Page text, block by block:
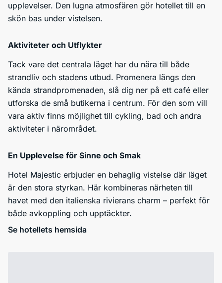
upplevelser. Den lugna atmosfären gör hotellet till en
skön bas under vistelsen.
Aktiviteter och Utflykter
Tack vare det centrala läget har du nära till både
strandliv och stadens utbud. Promenera längs den
kända strandpromenaden, slå dig ner på ett café eller
utforska de små butikerna i centrum. För den som vill
vara aktiv finns möjlighet till cykling, bad och andra
aktiviteter i närområdet.
En Upplevelse för Sinne och Smak
Hotel Majestic erbjuder en behaglig vistelse där läget
är den stora styrkan. Här kombineras närheten till
havet med den italienska rivierans charm – perfekt för
både avkoppling och upptäckter.
Se hotellets hemsida